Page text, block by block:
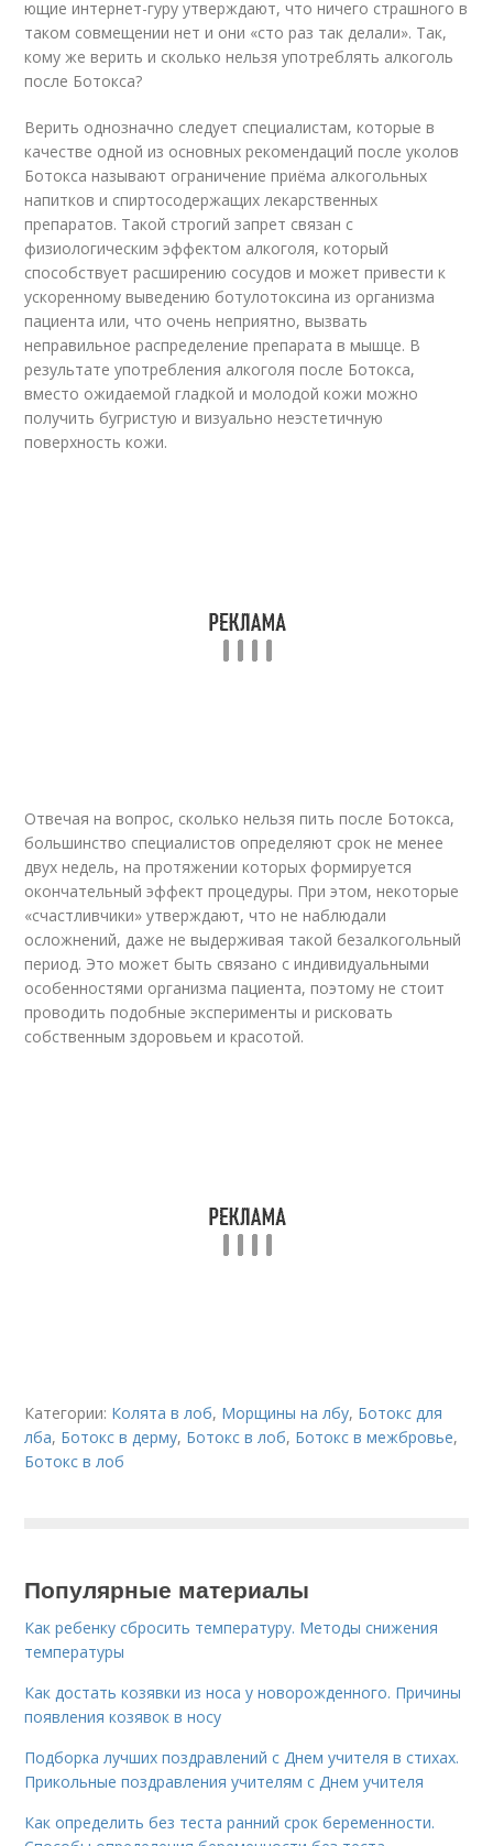
ющие интернет-гуру утвер­жда­ют, что ничего страшно­го в
таком совмещении нет и они «сто раз так делали». Так,
кому же верить и сколько нельзя употреблять ал­коголь
после Ботокса?
Верить однозначно следует специалистам, которые в
качестве одной из основных рекомендаций после уколов
Ботокса называют ограничение приёма алкогольных
напитков и спиртосодержащих лекарственных
препаратов. Такой строгий запрет связан с
физиологическим эффектом алкоголя, который
способствует расширению сосудов и может привести к
ускоренному выведению ботулотоксина из организма
пациента или, что очень неприятно, вызвать
неправильное распределение препарата в мышце. В
результате употребления ал­ко­го­ля после Ботокса,
вместо ожидаемой гладкой и молодой кожи можно
получить бугристую и визуально неэстетичную
поверхность кожи.
Отвечая на вопрос, сколько нельзя пить после Ботокса,
большинство специалистов определяют срок не менее
двух недель, на протяжении которых формируется
окончательный эффект процедуры. При этом, некоторые
«счастливчики» утверждают, что не наблюдали
осложнений, даже не выдерживая такой безалкогольный
период. Это может быть связано с индивидуальными
особенностями организма пациента, поэтому не стоит
проводить подобные эксперименты и рисковать
собственным здоровьем и красотой.
Категории: Колята в лоб, Морщины на лбу, Бoтoкс для
лба, Бoтoкс в дерму, Бoтoкс в лоб, Ботокс в межбровье,
Ботокс в лоб
Популярные материалы
Как ребенку сбросить температуру. Методы снижения
температуры
Как достать козявки из носа у новорожденного. Причины
появления козявок в носу
Подборка лучших поздравлений с Днем учителя в стихах.
Прикольные поздравления учителям с Днем учителя
Как определить без теста ранний срок беременности.